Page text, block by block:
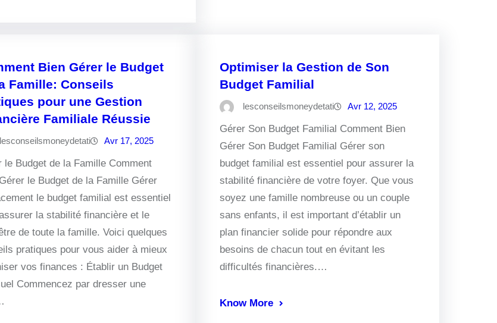
Bien Gérer le Budget
Famille: Conseils
pour une Gestion
Familiale Réussie
lesconseilsmoneydetati Avr 17, 2025
le Budget de la Famille Comment
le Budget de la Famille Gérer
le budget familial est essentiel
la stabilité financière et le
de toute la famille. Voici quelques
pratiques pour vous aider à mieux
vos finances : Établir un Budget
Commencez par dresser une
Optimiser la Gestion de Son
Budget Familial
lesconseilsmoneydetati Avr 12, 2025
Gérer Son Budget Familial Comment Bien
Gérer Son Budget Familial Gérer son
budget familial est essentiel pour assurer la
stabilité financière de votre foyer. Que vous
soyez une famille nombreuse ou un couple
sans enfants, il est important d’établir un
plan financier solide pour répondre aux
besoins de chacun tout en évitant les
difficultés financières.…
Know More